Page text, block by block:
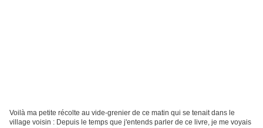
Voilà ma petite récolte au vide-grenier de ce matin qui se tenait dans le
village voisin : Depuis le temps que j'entends parler de ce livre, je me voyais